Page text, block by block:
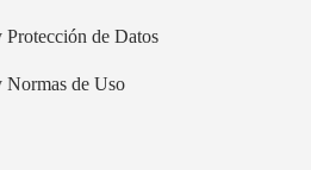
de Datos
de Uso